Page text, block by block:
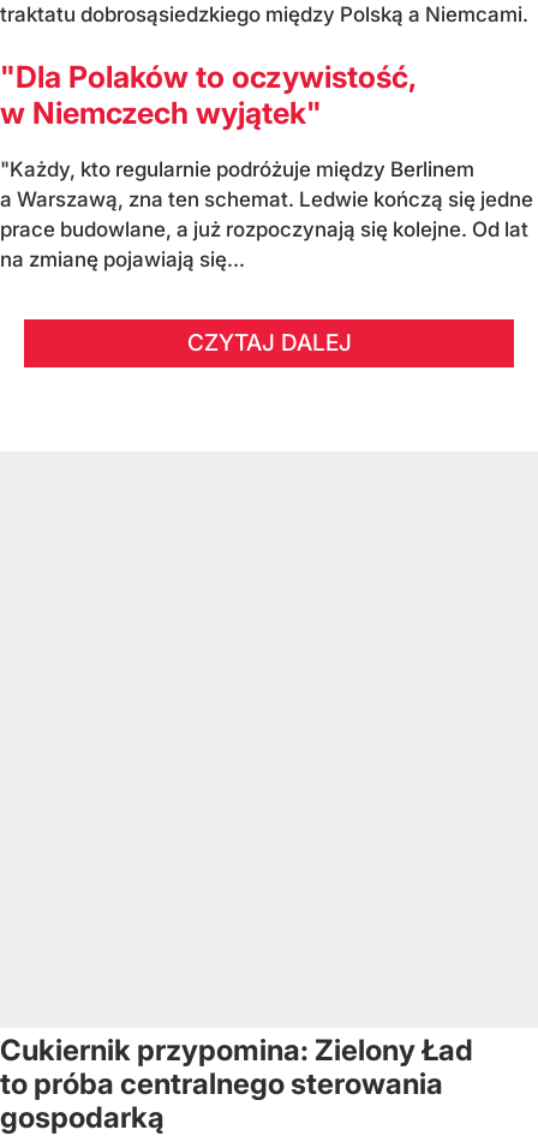
traktatu dobrosąsiedzkiego między Polską a Niemcami.
"Dla Polaków to oczywistość,
w Niemczech wyjątek"
"Każdy, kto regularnie podróżuje między Berlinem
a Warszawą, zna ten schemat. Ledwie kończą się jedne
prace budowlane, a już rozpoczynają się kolejne. Od lat
na zmianę pojawiają się...
CZYTAJ DALEJ
Cukiernik przypomina: Zielony Ład
to próba centralnego sterowania
gospodarką